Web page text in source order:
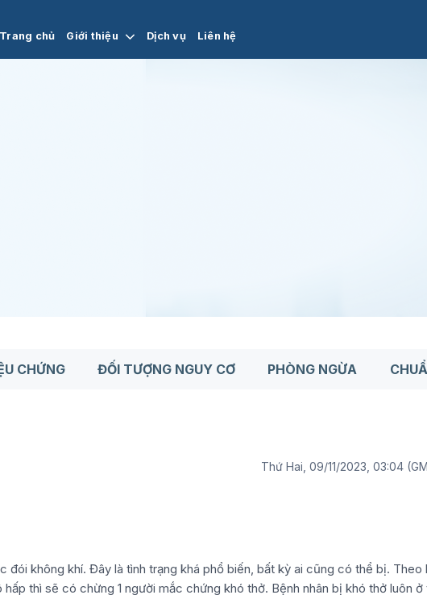
Trang chủ Giới thiệu Dịch vụ Liên hệ
CHỨNG ĐỐI TƯỢNG NGUY CƠ PHÒNG NGỪA
Thứ Hai, 09/11/2023, 03:04
không khí. Đây là tình trạng khá phổ biến, bất kỳ ai cũng có thể bị. Theo
thì sẽ có chừng 1 người mắc chứng khó thở. Bệnh nhân bị khó thở luôn ở